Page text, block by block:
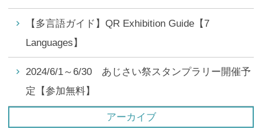
【多言語ガイド】QR Exhibition Guide【7
Languages】
2024/6/1～6/30 あじさい祭スタンプラリー開催予
定【参加無料】
アーカイブ